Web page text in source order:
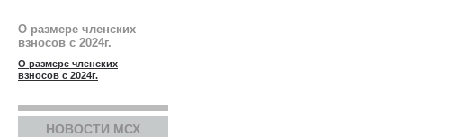
О размере членских
взносов с 2024г.
О размере членских
взносов с 2024г.
НОВОСТИ МСХ